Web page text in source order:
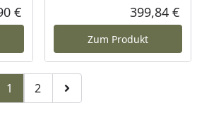
Aktueller Preis
€ 399,84 €
Zum Produkt
1 Zu Seite 2
2 Zur nächsten Seite